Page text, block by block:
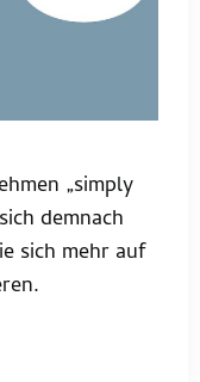
„simply
demnach
sich mehr auf